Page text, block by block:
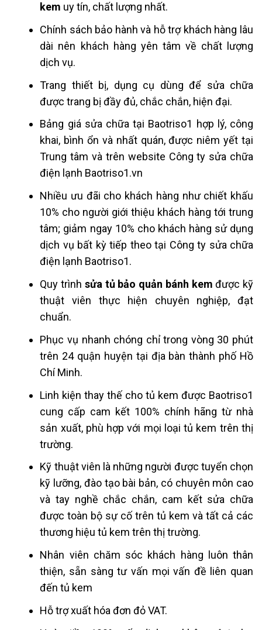
kem uy tín, chất lượng nhất.
Chính sách bảo hành và hỗ trợ khách hàng lâu
dài nên khách hàng yên tâm về chất lượng
dịch vụ.
Trang thiết bị, dụng cụ dùng để sửa chữa
được trang bị đầy đủ, chắc chắn, hiện đại.
Bảng giá sửa chữa tại Baotriso1 hợp lý, công
khai, bình ổn và nhất quán, được niêm yết tại
Trung tâm và trên website Công ty sửa chữa
điện lạnh Baotriso1.vn
Nhiều ưu đãi cho khách hàng như chiết khấu
10% cho người giới thiệu khách hàng tới trung
tâm; giảm ngay 10% cho khách hàng sử dụng
dịch vụ bất kỳ tiếp theo tại Công ty sửa chữa
điện lạnh Baotriso1.
Quy trình sửa tủ bảo quản bánh kem được kỹ
thuật viên thực hiện chuyên nghiệp, đạt
chuẩn.
Phục vụ nhanh chóng chỉ trong vòng 30 phút
trên 24 quận huyện tại địa bàn thành phố Hồ
Chí Minh.
Linh kiện thay thế cho tủ kem được Baotriso1
cung cấp cam kết 100% chính hãng từ nhà
sản xuất, phù hợp với mọi loại tủ kem trên thị
trường.
Kỹ thuật viên là những người được tuyển chọn
kỹ lưỡng, đào tạo bài bản, có chuyên môn cao
và tay nghề chắc chắn, cam kết sửa chữa
được toàn bộ sự cố trên tủ kem và tất cả các
thương hiệu tủ kem trên thị trường.
Nhân viên chăm sóc khách hàng luôn thân
thiện, sẵn sàng tư vấn mọi vấn đề liên quan
đến tủ kem
Hỗ trợ xuất hóa đơn đỏ VAT.